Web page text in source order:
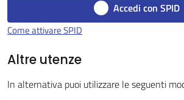
Servizi
on-
line
Tutti
Accedi con SPID
Come attivare SPID
Altre utenze
In alternativa puoi utilizzare le seguenti